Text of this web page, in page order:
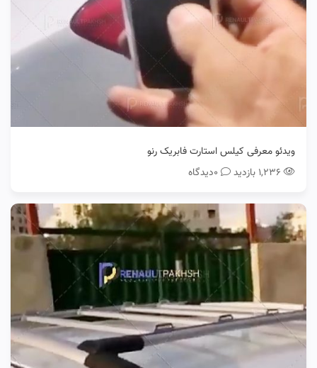
ویدئو معرفی کیلس استارت فابریک رنو
۱,۲۳۶ بازدید
0دیدگاه